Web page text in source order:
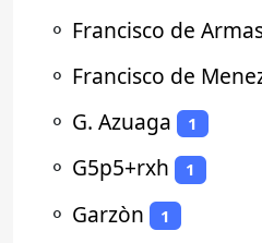
⚬ Francisco de
⚬ Francisco de
⚬ G. Azuaga 1
⚬ G5p5+rxh 1
⚬ Garzòn 1